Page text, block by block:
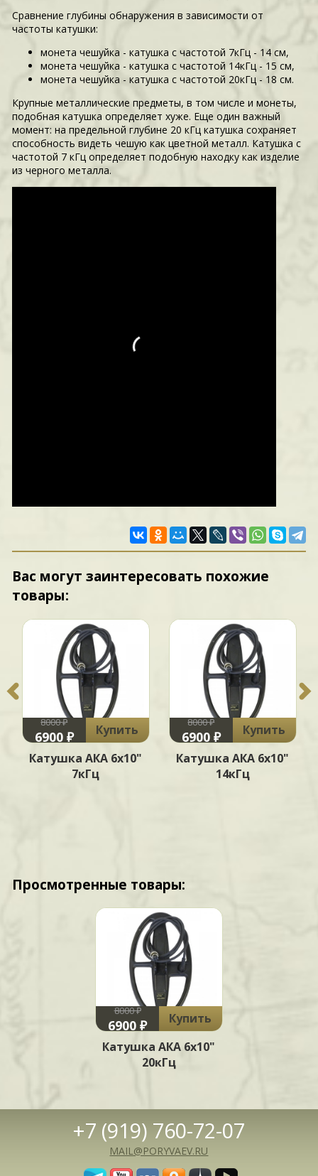
Сравнение глубины обнаружения в зависимости от
частоты катушки:
монета чешуйка - катушка с частотой 7кГц - 14 см,
монета чешуйка - катушка с частотой 14кГц - 15 см,
монета чешуйка - катушка с частотой 20кГц - 18 см.
Крупные металлические предметы, в том числе и монеты,
подобная катушка определяет хуже. Еще один важный
момент: на предельной глубине 20 кГц катушка сохраняет
способность видеть чешую как цветной металл. Катушка с
частотой 7 кГц определяет подобную находку как изделие
из черного металла.
Вас могут заинтересовать похожие
товары:
8000 ₽
6900 ₽
Купить
Катушка АКА 6х10"
7кГц
8000 ₽
6900 ₽
Купить
Катушка АКА 6х10"
14кГц
Просмотренные товары:
8000 ₽
6900 ₽
Купить
Катушка АКА 6х10"
20кГц
+7 (919) 760-72-07
MAIL@PORYVAEV.RU